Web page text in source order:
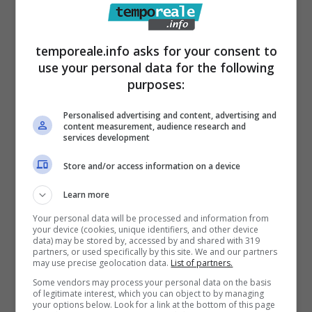
e. Convocato a Roma, ebbe modo di
mostrare loro il materiale di sua produzione e
di farsi apprezzare, anche se, in quel periodo
storico, i pittori di Marina stavano
attraversando una fase critica visto che non
c’era più grande attenzione nei loro confronti.
Gli venne spiegato che si stava tentando di
far tornare a “lavorare” questi artisti, sparsi
un po’ in tutta Italia. E infatti, nel 2015,
insieme ad altri 5 artisti italiani, Magnatti
venne convocato a Roma, presso la
biblioteca dell’ufficio storico della Marina
grande gioia- ricorda- una grande
temporeale.info asks for your consent to
use your personal data for the following
purposes:
Personalised advertising and content, advertising and
content measurement, audience research and
services development
Store and/or access information on a device
Learn more
Your personal data will be processed and information from
your device (cookies, unique identifiers, and other device
data) may be stored by, accessed by and shared with 319
partners, or used specifically by this site. We and our partners
may use precise geolocation data. List of partners.
Some vendors may process your personal data on the basis
of legitimate interest, which you can object to by managing
your options below. Look for a link at the bottom of this page